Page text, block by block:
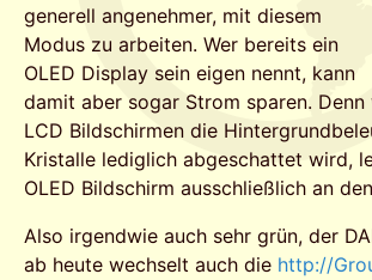
generell angenehmer, mit diesem
Modus zu arbeiten. Wer bereits ein
OLED Display sein eigen nennt, kann
damit aber sogar Strom sparen. Denn
LCD Bildschirmen die
Kristalle lediglich abgeschattet wird,
OLED Bildschirm ausschließlich an
Also irgendwie auch sehr grün, der
ab heute wechselt auch die http://